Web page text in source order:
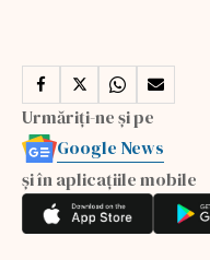
Urmăriți-ne și pe
Google News
și în aplicațiile mobile